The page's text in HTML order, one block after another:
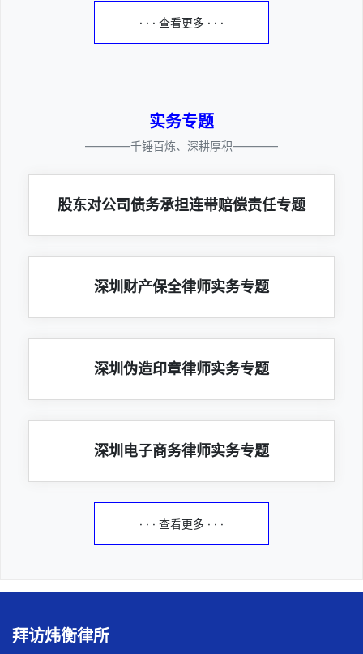
· · · 查看更多 · · ·
实务专题
————千锤百炼、深耕厚积————
股东对公司债务承担连带赔偿责任专题
深圳财产保全律师实务专题
深圳伪造印章律师实务专题
深圳电子商务律师实务专题
· · · 查看更多 · · ·
拜访炜衡律所